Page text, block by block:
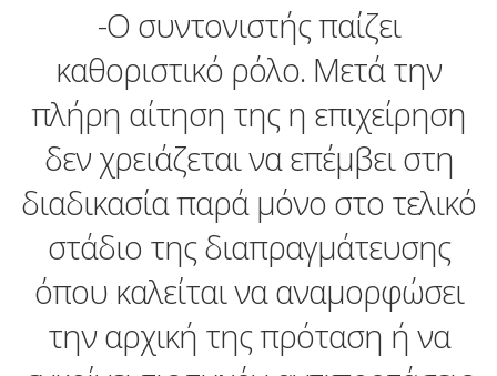
-Ο συντονιστής παίζει
καθοριστικό ρόλο. Μετά την
πλήρη αίτηση της η επιχείρηση
δεν χρειάζεται να επέμβει στη
διαδικασία παρά μόνο στο τελικό
στάδιο της διαπραγμάτευσης
όπου καλείται να αναμορφώσει
την αρχική της πρόταση ή να